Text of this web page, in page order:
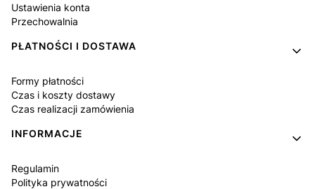
Ustawienia konta
Przechowalnia
PŁATNOŚCI I DOSTAWA
Formy płatności
Czas i koszty dostawy
Czas realizacji zamówienia
INFORMACJE
Regulamin
Polityka prywatności